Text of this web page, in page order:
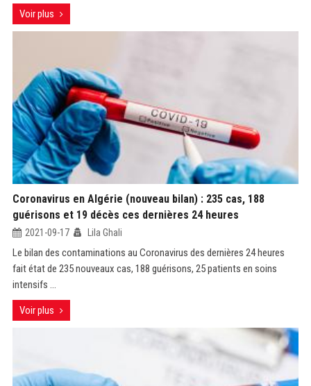
Voir plus
Coronavirus en Algérie (nouveau bilan) : 235 cas, 188
guérisons et 19 décès ces dernières 24 heures
2021-09-17 Lila Ghali
Le bilan des contaminations au Coronavirus des dernières 24 heures
fait état de 235 nouveaux cas, 188 guérisons, 25 patients en soins
intensifs ...
Voir plus